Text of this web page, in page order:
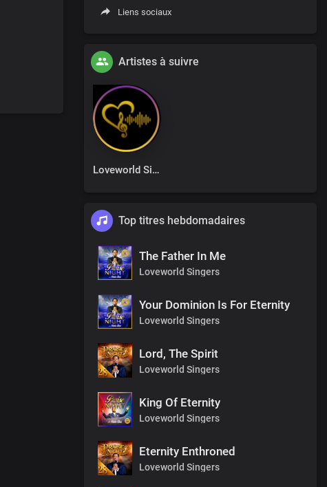
Liens sociaux
Artistes à suivre
Loveworld Singers
Top titres hebdomadaires
The Father In Me
Loveworld Singers
Your Dominion Is For Eternity
Loveworld Singers
Lord, The Spirit
Loveworld Singers
King Of Eternity
Loveworld Singers
Eternity Enthroned
Loveworld Singers